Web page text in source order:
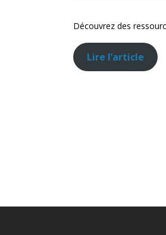
Découvrez des
Lire l’article